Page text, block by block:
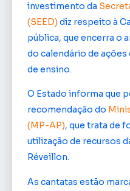
investimento da
(SEED) diz respeito à
pública, que encerra o
do calendário de ações
de ensino.
O Estado informa que
recomendação do
(MP-AP), que trata de
utilização de recursos
Réveillon.
As cantatas estão